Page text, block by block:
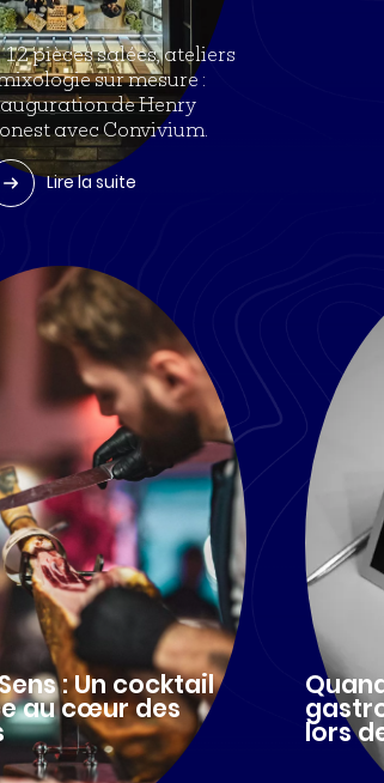
12 pièces salées, ateliers
sur mesure :
de Henry
avec Convivium.
Lire la suite
: Un cocktail
au cœur des
lors